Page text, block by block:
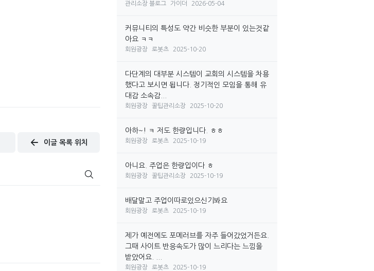
이글 목록 위치
관리소장 블로그 가이더 2026-05-04
커뮤니티의 특성도 약간 비슷한 부분이 있는것같
아요 ㅋㅋ
회원광장 로봇츠 2025-10-20
다단계의 대부분 시스템이 교회의 시스템을 차용
했다고 보시면 됩니다. 정기적인 모임을 통해 유
대감 소속감...
회원광장 꿀팁관리소장 2025-10-20
아하~! ㅋ 저도 한량입니다. ㅎㅎ
회원광장 로봇츠 2025-10-19
아니요. 주업은 한량입이다 ㅎ
회원광장 꿀팁관리소장 2025-10-19
배달말고 주업이따로있으신기봐요
회원광장 로봇츠 2025-10-19
제가 예전에도 포메러브를 자주 들어갔었거든요.
그때 사이트 반응속도가 많이 느리다는 느낌을
받았어요. ...
회원광장 로봇츠 2025-10-19